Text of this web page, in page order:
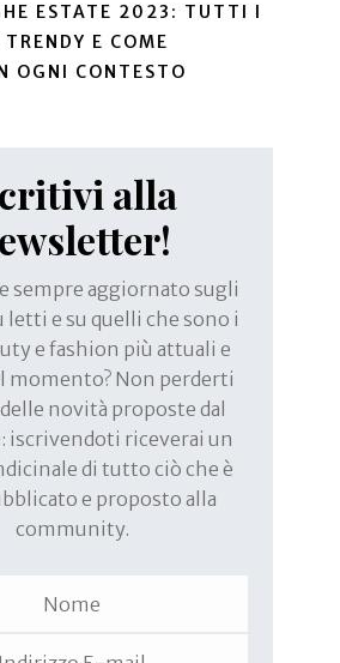
ESTATE 2023: TUTTI I
E COME
OGNI CONTESTO
alla
sempre aggiornato sugli
e su quelli che sono i
e fashion più attuali e
momento? Non perderti
novità proposte dal
iscrivendoti riceverai un
di tutto ciò che è
e proposto alla
community.